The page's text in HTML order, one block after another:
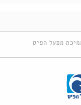
מפעל הפיס